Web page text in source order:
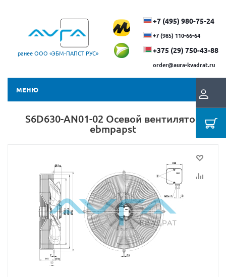
ранее ООО «ЭБМ‑ПАПСТ РУС»
+7 (495) 980-75-24
+7 (985) 110-66-64
+375 (29) ​750-43-88
order@aura-kvadrat.ru
МЕНЮ
S6D630-AN01-02 Осевой вентилятор
ebmpapst